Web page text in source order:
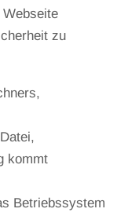
Webseite
zu
kommt
Betriebssystem